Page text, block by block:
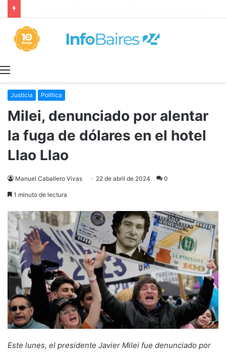
Justicia Política
Milei, denunciado por alentar
la fuga de dólares en el hotel
Llao Llao
Manuel Caballero Vivas 22 de abril de 2024 0
1 minuto de lectura
Este lunes, el presidente Javier Milei fue denunciado por